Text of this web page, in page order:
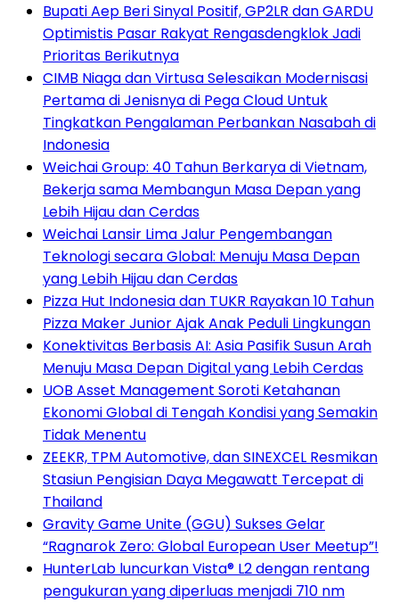
Bupati Aep Beri Sinyal Positif, GP2LR dan GARDU
Optimistis Pasar Rakyat Rengasdengklok Jadi
Prioritas Berikutnya
CIMB Niaga dan Virtusa Selesaikan Modernisasi
Pertama di Jenisnya di Pega Cloud Untuk
Tingkatkan Pengalaman Perbankan Nasabah di
Indonesia
Weichai Group: 40 Tahun Berkarya di Vietnam,
Bekerja sama Membangun Masa Depan yang
Lebih Hijau dan Cerdas
Weichai Lansir Lima Jalur Pengembangan
Teknologi secara Global: Menuju Masa Depan
yang Lebih Hijau dan Cerdas
Pizza Hut Indonesia dan TUKR Rayakan 10 Tahun
Pizza Maker Junior Ajak Anak Peduli Lingkungan
Konektivitas Berbasis AI: Asia Pasifik Susun Arah
Menuju Masa Depan Digital yang Lebih Cerdas
UOB Asset Management Soroti Ketahanan
Ekonomi Global di Tengah Kondisi yang Semakin
Tidak Menentu
ZEEKR, TPM Automotive, dan SINEXCEL Resmikan
Stasiun Pengisian Daya Megawatt Tercepat di
Thailand
Gravity Game Unite (GGU) Sukses Gelar
“Ragnarok Zero: Global European User Meetup”!
HunterLab luncurkan Vista® L2 dengan rentang
pengukuran yang diperluas menjadi 710 nm